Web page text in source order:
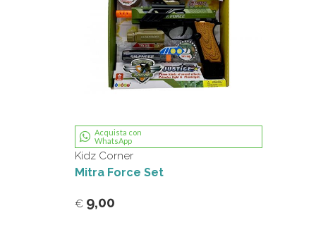
Acquista con
WhatsApp
Kidz Corner
Mitra Force Set
€ 9,00